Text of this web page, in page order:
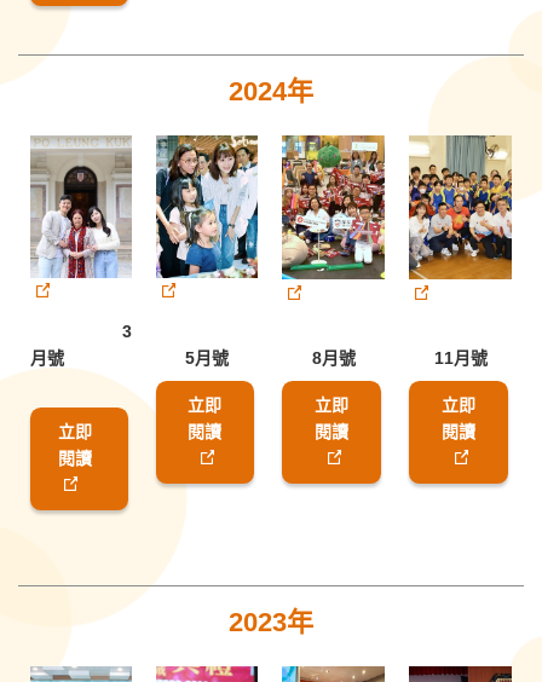
2024年
3
月號
立即
閱讀
5月號
立即
閱讀
8月號
立即
閱讀
11月號
立即
閱讀
2023年